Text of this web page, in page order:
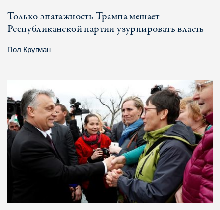
Только эпатажность Трампа мешает
Республиканской партии узурпировать власть
Пол Кругман